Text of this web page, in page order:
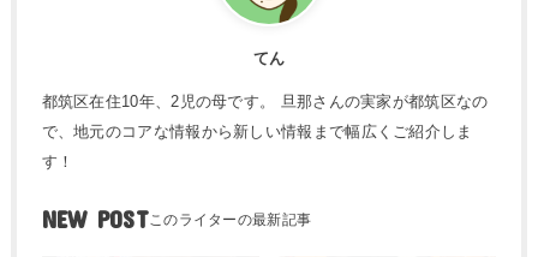
てん
都筑区在住10年、2児の母です。 旦那さんの実家が都筑区なの
で、地元のコアな情報から新しい情報まで幅広くご紹介しま
す！
NEW POST